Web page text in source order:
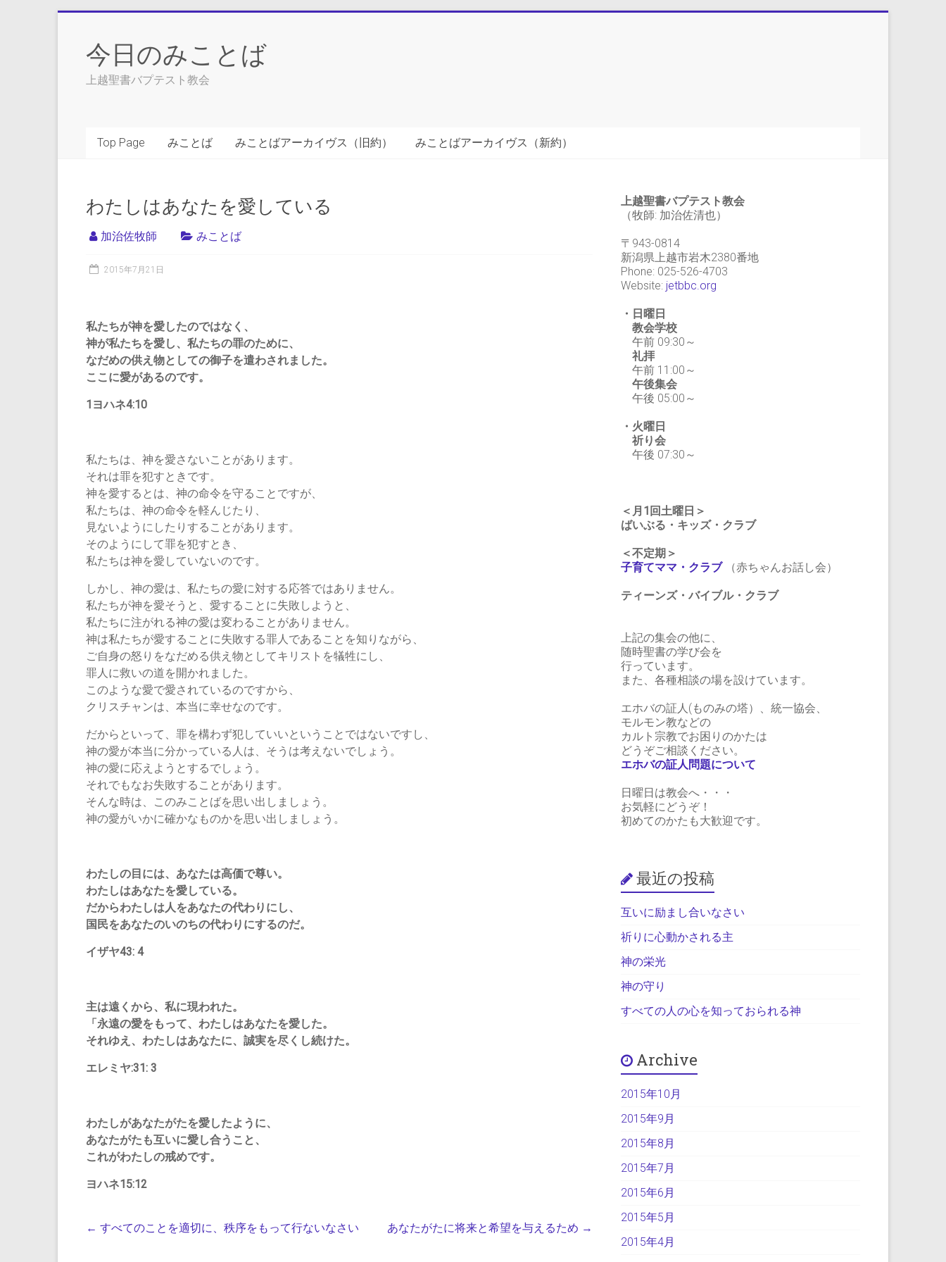
content今日のみことば
上越聖書バプテスト教会
Top Page みことば みことばアーカイヴス（旧約） みことばアーカイヴス（新約）
わたしはあなたを愛している
加治佐牧師 みことば
2015年7月21日
私たちが神を愛したのではなく、
神が私たちを愛し、私たちの罪のために、
なだめの供え物としての御子を遣わされました。
ここに愛があるのです。
1ヨハネ4:10
私たちは、神を愛さないことがあります。
それは罪を犯すときです。
神を愛するとは、神の命令を守ることですが、
私たちは、神の命令を軽んじたり、
見ないようにしたりすることがあります。
そのようにして罪を犯すとき、
私たちは神を愛していないのです。
しかし、神の愛は、私たちの愛に対する応答ではありません。
私たちが神を愛そうと、愛することに失敗しようと、
私たちに注がれる神の愛は変わることがありません。
神は私たちが愛することに失敗する罪人であることを知りながら、
ご自身の怒りをなだめる供え物としてキリストを犠牲にし、
罪人に救いの道を開かれました。
このような愛で愛されているのですから、
クリスチャンは、本当に幸せなのです。
だからといって、罪を構わず犯していいということではないですし、
神の愛が本当に分かっている人は、そうは考えないでしょう。
神の愛に応えようとするでしょう。
それでもなお失敗することがあります。
そんな時は、このみことばを思い出しましょう。
神の愛がいかに確かなものかを思い出しましょう。
わたしの目には、あなたは高価で尊い。
わたしはあなたを愛している。
だからわたしは人をあなたの代わりにし、
国民をあなたのいのちの代わりにするのだ。
イザヤ43: 4
主は遠くから、私に現われた。
「永遠の愛をもって、わたしはあなたを愛した。
それゆえ、わたしはあなたに、誠実を尽くし続けた。
エレミヤ:31: 3
わたしがあなたがたを愛したように、
あなたがたも互いに愛し合うこと、
これがわたしの戒めです。
ヨハネ15:12
← すべてのことを適切に、秩序をもって行ないなさい あなたがたに将来と希望を与えるため →
上越聖書バプテスト教会
（牧師: 加治佐清也）
〒943-0814
新潟県上越市岩木2380番地
Phone: 025-526-4703
Website: jetbbc.org
・日曜日
教会学校
午前 09:30～
礼拝
午前 11:00～
午後集会
午後 05:00～
・火曜日
祈り会
午後 07:30～
＜月1回土曜日＞
ばいぶる・キッズ・クラブ
＜不定期＞
子育てママ・クラブ（赤ちゃんお話し会）
ティーンズ・バイブル・クラブ
上記の集会の他に、
随時聖書の学び会を
行っています。
また、各種相談の場を設けています。
エホバの証人(ものみの塔）、統一協会、
モルモン教などの
カルト宗教でお困りのかたは
どうぞご相談ください。
エホバの証人問題について
日曜日は教会へ・・・
お気軽にどうぞ！
初めてのかたも大歓迎です。
最近の投稿
互いに励まし合いなさい
祈りに心動かされる主
神の栄光
神の守り
すべての人の心を知っておられる神
Archive
2015年10月
2015年9月
2015年8月
2015年7月
2015年6月
2015年5月
2015年4月